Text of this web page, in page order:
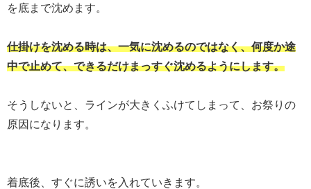
を底まで沈めます。
仕掛けを沈める時は、一気に沈めるのではなく、何度か途
中で止めて、できるだけまっすぐ沈めるようにします。
そうしないと、ラインが大きくふけてしまって、お祭りの
原因になります。
着底後、すぐに誘いを入れていきます。